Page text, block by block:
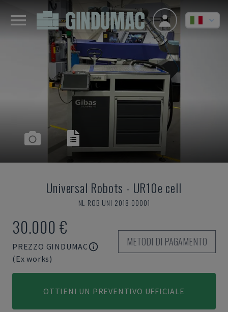
Universal Robots - UR10e cell
NL-ROB-UNI-2018-00001
30.000 €
PREZZO GINDUMAC
(Ex works)
METODI DI PAGAMENTO
OTTIENI UN PREVENTIVO UFFICIALE